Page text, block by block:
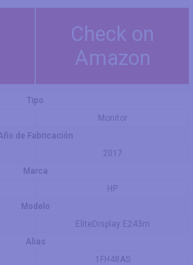
Check on
Amazon
Tipo
Monitor
de Fabricación
2017
Marca
HP
Modelo
EliteDisplay E243m
Alias
1FH48AS